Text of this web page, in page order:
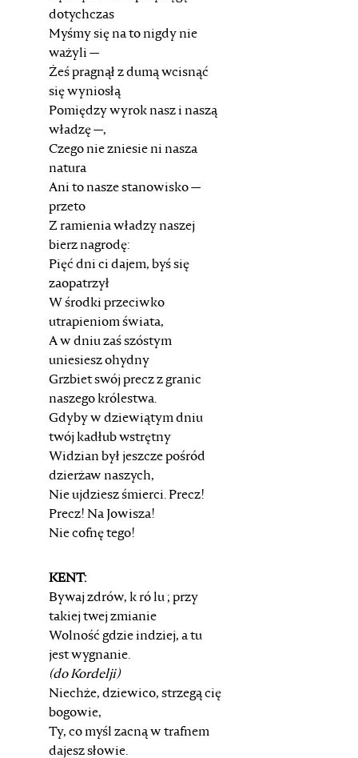
dotychczas
Myśmy się na to nigdy nie
ważyli —
Żeś pragnął z dumą wcisnąć
się wyniosłą
Pomiędzy wyrok nasz i naszą
władzę —,
Czego nie zniesie ni nasza
natura
Ani to nasze stanowisko —
przeto
Z ramienia władzy naszej
bierz nagrodę:
Pięć dni ci dajem, byś się
zaopatrzył
W środki przeciwko
utrapieniom świata,
A w dniu zaś szóstym
uniesiesz ohydny
Grzbiet swój precz z granic
naszego królestwa.
Gdyby w dziewiątym dniu
twój kadłub wstrętny
Widzian był jeszcze pośród
dzierżaw naszych,
Nie ujdziesz śmierci. Precz!
Precz! Na Jowisza!
Nie cofnę tego!
KENT:
Bywaj zdrów, k ró lu ; przy
takiej twej zmianie
Wolność gdzie indziej, a tu
jest wygnanie.
(do Kordelji)
Niechże, dziewico, strzegą cię
bogowie,
Ty, co myśl zacną w trafnem
dajesz słowie.